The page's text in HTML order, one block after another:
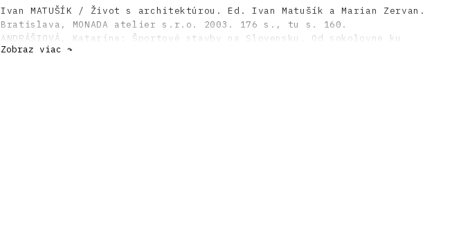
Ivan MATUŠÍK / Život s architektúrou. Ed. Ivan Matušík a Marian Zervan.
Bratislava, MONADA atelier s.r.o. 2003. 176 s., tu s. 160.
ANDRÁŠIOVÁ, Katarína: Športové stavby na Slovensku. Od sokolovne ku
skyboxom. ARCH 12, 2007, 2, s. 44 – 47.
Zobraz viac ↷